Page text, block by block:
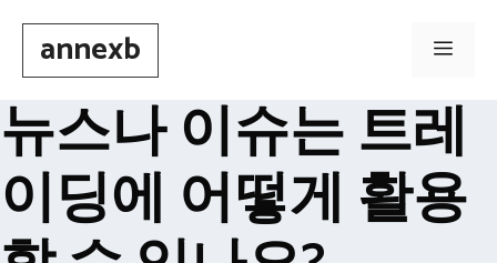
contentannexb Menu
뉴스나 이슈는 트레
이딩에 어떻게 활용